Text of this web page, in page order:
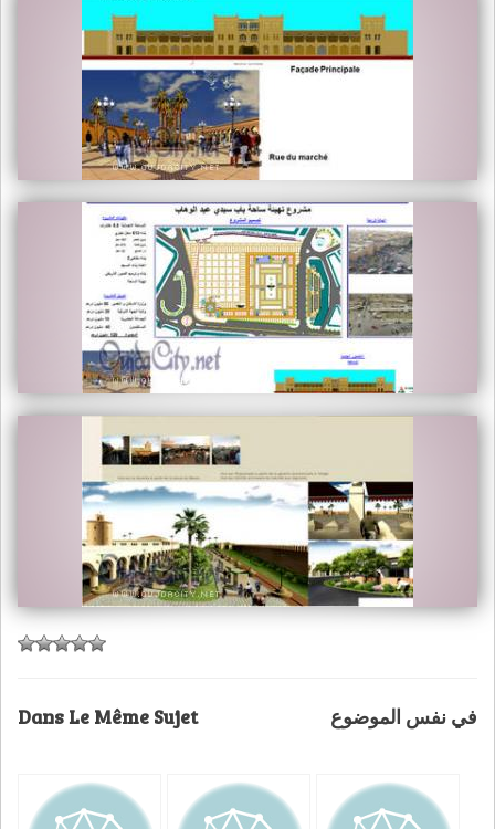
Dans Le Même Sujet في نفس الموضوع